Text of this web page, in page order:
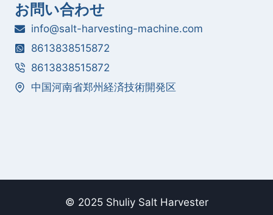
お問い合わせ
info@salt-harvesting-machine.com
8613838515872
8613838515872
中国河南省郑州経済技術開発区
© 2025 Shuliy Salt Harvester